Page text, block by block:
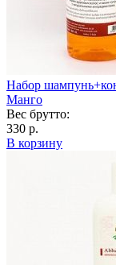
Набор
Манго
Вес брутто:
330 р.
В корзину